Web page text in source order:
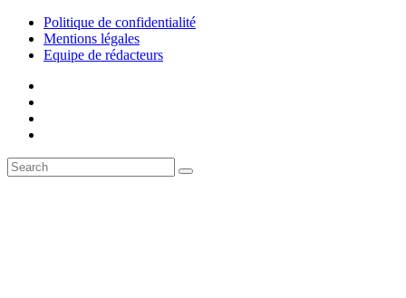
Politique de confidentialité
Mentions légales
Equipe de rédacteurs